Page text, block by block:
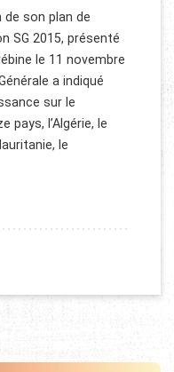
de son plan de
SG 2015, présenté
le 11 novembre
a indiqué
sur le
pays, l’Algérie, le
le
ALGÉRIE